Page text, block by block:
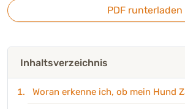
PDF runterladen
Inhaltsverzeichnis
Woran erkenne ich, ob mein Hund